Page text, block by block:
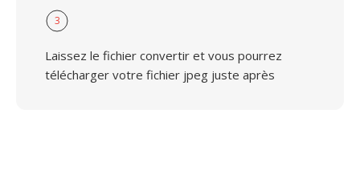
3
Laissez le fichier convertir et vous pourrez
télécharger votre fichier jpeg juste après